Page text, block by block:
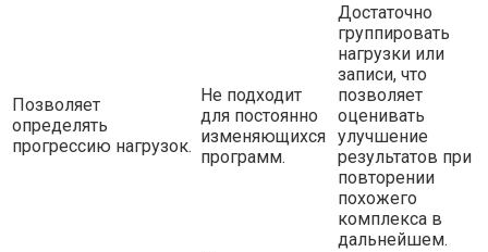
Позволяет
определять
прогрессию нагрузок.
Не подходит
для постоянно
изменяющихся
программ.
Достаточно
группировать
нагрузки или
записи, что
позволяет
оценивать
улучшение
результатов при
повторении
похожего
комплекса в
дальнейшем.